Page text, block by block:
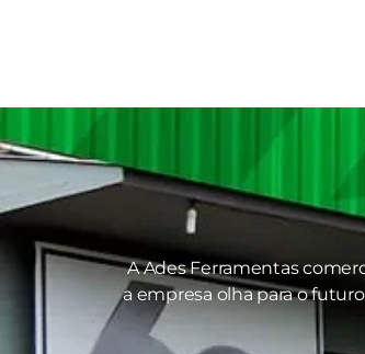
A Ades Ferramentas
a empresa olha para o